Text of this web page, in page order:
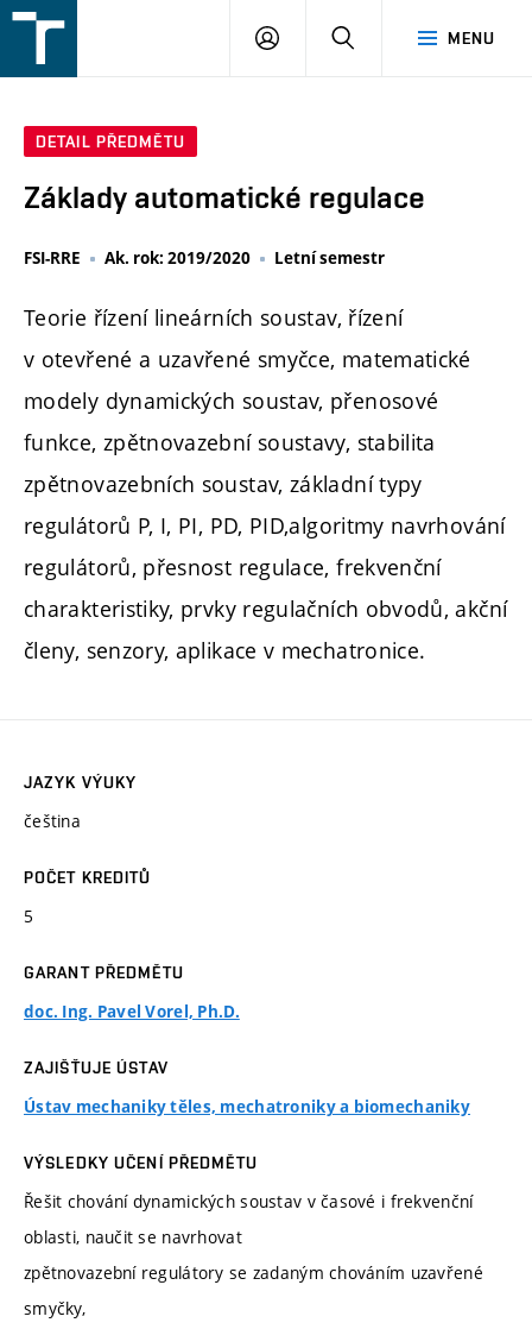
v
MENU
PŘIHLÁŠENÍ
DETAIL PŘEDMĚTU
Základy automatické regulace
FSI-RRE Ak. rok: 2019/2020 Letní semestr
Teorie řízení lineárních soustav, řízení
v otevřené a uzavřené smyčce, matematické
modely dynamických soustav, přenosové
funkce, zpětnovazební soustavy, stabilita
zpětnovazebních soustav, základní typy
regulátorů P, I, PI, PD, PID,algoritmy navrhování
regulátorů, přesnost regulace, frekvenční
charakteristiky, prvky regulačních obvodů, akční
členy, senzory, aplikace v mechatronice.
JAZYK VÝUKY
čeština
POČET KREDITŮ
5
GARANT PŘEDMĚTU
doc. Ing. Pavel Vorel, Ph.D.
ZAJIŠŤUJE ÚSTAV
Ústav mechaniky těles, mechatroniky a biomechaniky
VÝSLEDKY UČENÍ PŘEDMĚTU
Řešit chování dynamických soustav v časové i frekvenční
oblasti, naučit se navrhovat
zpětnovazební regulátory se zadaným chováním uzavřené
smyčky,